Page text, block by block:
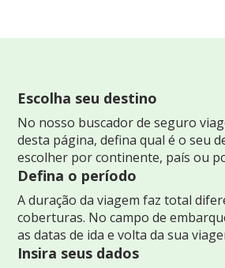
Escolha seu destino
No nosso buscador de seguro
desta página, defina qual é o seu
escolher por continente, país ou
Defina o período
A duração da viagem faz total
coberturas. No campo de
as datas de ida e volta da sua
Insira seus dados